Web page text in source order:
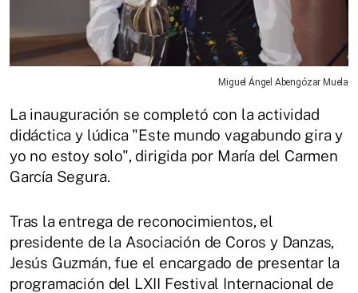
Miguel Ángel Abengózar Muela
La inauguración se completó con la actividad
didáctica y lúdica "Este mundo vagabundo gira y
yo no estoy solo", dirigida por María del Carmen
García Segura.
Tras la entrega de reconocimientos, el
presidente de la Asociación de Coros y Danzas,
Jesús Guzmán, fue el encargado de presentar la
programación del LXII Festival Internacional de